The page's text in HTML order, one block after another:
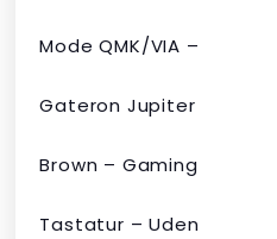
Mode QMK/VIA –
Gateron Jupiter
Brown – Gaming
Tastatur – Uden